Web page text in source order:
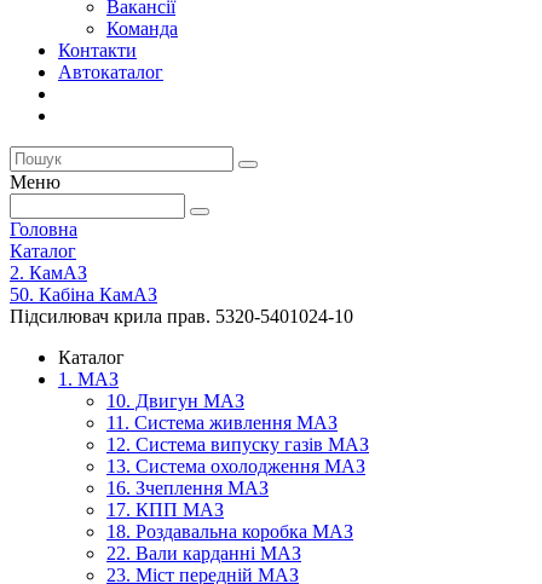
Вакансії
Команда
Контакти
Автокаталог
Меню
Головна
Каталог
2. КамАЗ
50. Кабіна КамАЗ
Підсилювач крила прав. 5320-5401024-10
Каталог
1. МАЗ
10. Двигун МАЗ
11. Система живлення МАЗ
12. Система випуску газів МАЗ
13. Система охолодження МАЗ
16. Зчеплення МАЗ
17. КПП МАЗ
18. Роздавальна коробка МАЗ
22. Вали карданні МАЗ
23. Міст передній МАЗ